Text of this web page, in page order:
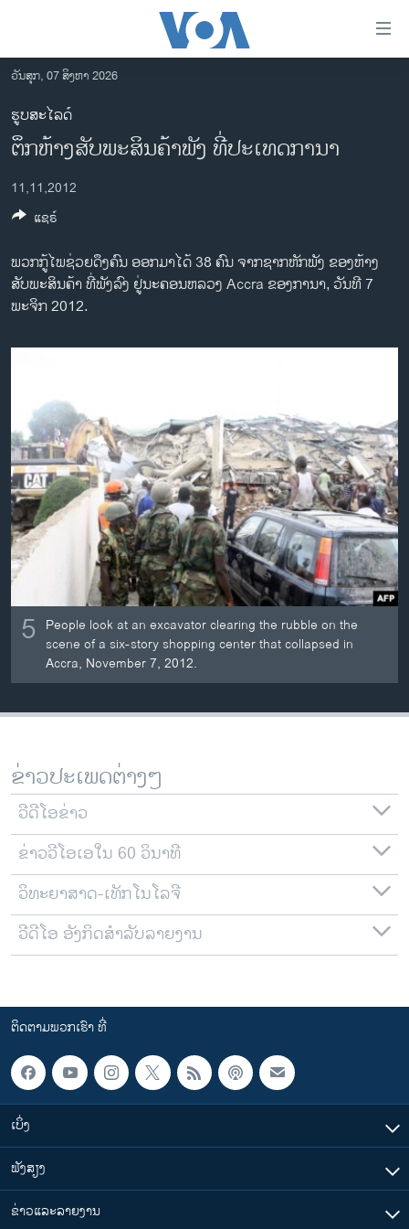
ເຂົ້າ
ຫາ
ຂ້າມ
ຂ້າມ
ໄປ
ຫາ
ຄົ້ນ
ລາວ
ອາເມຣິກາ
ການເລືອກຕັ້ງ ປະທານາທີບໍດີ ສະຫະລັດ 2024
ຂ່າວ​ຈີນ
ໂລກ
ເອເຊຍ
ວິທະຍາສາດ-ເທັກໂນໂລຈີ
ທຸລະກິດ
ພາສາອັງກິດ
ວີດີໂອ
ສຽງ
ລາຍການກະຈາຍສຽງ
ລາຍງານ
ຕິດຕາມພວກເຮົາ ທີ່
ວັນສຸກ, 07 ສິງຫາ 2026
ຮູບສະໄລດ໌
ຕຶກຫ້າງສັບພະສິນຄ້າພັງ ທີ່ປະເທດການາ
11,11,2012
ພວກກູ້ໄພຊ່ວຍດຶງຄົນ ອອກມາໄດ້ 38 ຄົນ ຈາກຊາກຫັກພັງ ຂອງຫ້າງ
ສັບພະສິນຄ້າ ທີ່ພັງລົງ ຢູ່ນະຄອນຫລວງ Accra ຂອງການາ, ວັນທີ 7
ພະຈິກ 2012.
5 People look at an excavator clearing the rubble on the
scene of a six-story shopping center that collapsed in
Accra, November 7, 2012.
ແຊຣ໌
ຂ່າວປະເພດຕ່າງໆ
ວີດີໂອຂ່າວ
ຂ່າວວີໂອເອໃນ 60 ວິນາທີ
ວິທະຍາສາດ-ເທັກໂນໂລຈີ
ວີດີໂອ ອັງກິດສຳລັບລາຍງານ
ຕິດຕາມພວກເຮົາ ທີ່
ເບິ່ງ
ຟັງສຽງ
ຂ່າວແລະລາຍງານ